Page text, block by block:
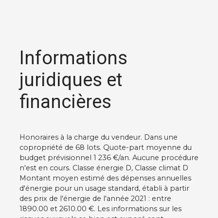
Informations
juridiques et
financières
Honoraires à la charge du vendeur. Dans une
copropriété de 68 lots. Quote-part moyenne du
budget prévisionnel 1 236 €/an. Aucune procédure
n'est en cours. Classe énergie D, Classe climat D
Montant moyen estimé des dépenses annuelles
d'énergie pour un usage standard, établi à partir
des prix de l'énergie de l'année 2021 : entre
1890.00 et 2610.00 €. Les informations sur les